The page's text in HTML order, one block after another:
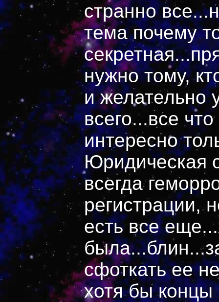
странно
тема почему
нужно тому,
и желательно
всего...все
интересно
Юридическая
всегда
регистрации,
есть все
сфоткать ее
хотя бы концы